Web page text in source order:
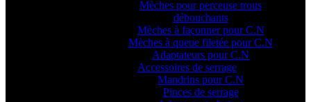
Mèches pour perceuse trous
débouchants
Mèches à façonner pour C.N
Mèches à queue filetée pour C.N
Adaptateurs pour C.N
Accessoires de serrage
Mandrins pour C.N
Pinces de serrage